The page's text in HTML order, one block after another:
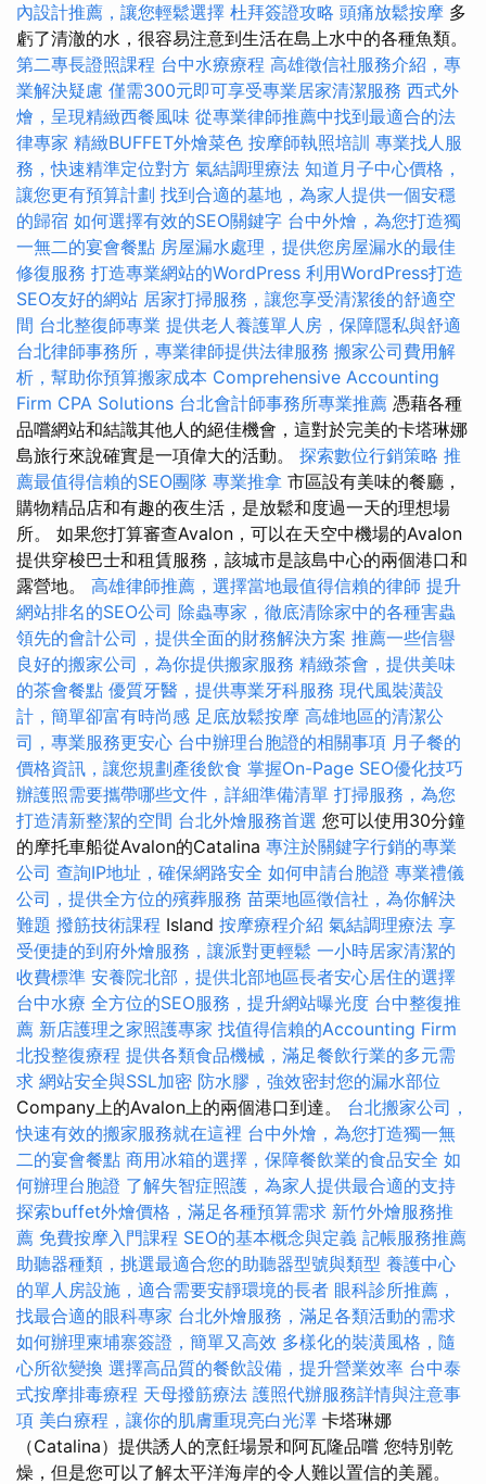
內設計推薦，讓您輕鬆選擇 杜拜簽證攻略 頭痛放鬆按摩 多
虧了清澈的水，很容易注意到生活在島上水中的各種魚類。
第二專長證照課程 台中水療療程 高雄徵信社服務介紹，專
業解決疑慮 僅需300元即可享受專業居家清潔服務 西式外
燴，呈現精緻西餐風味 從專業律師推薦中找到最適合的法
律專家 精緻BUFFET外燴菜色 按摩師執照培訓 專業找人服
務，快速精準定位對方 氣結調理療法 知道月子中心價格，
讓您更有預算計劃 找到合適的墓地，為家人提供一個安穩
的歸宿 如何選擇有效的SEO關鍵字 台中外燴，為您打造獨
一無二的宴會餐點 房屋漏水處理，提供您房屋漏水的最佳
修復服務 打造專業網站的WordPress 利用WordPress打造
SEO友好的網站 居家打掃服務，讓您享受清潔後的舒適空
間 台北整復師專業 提供老人養護單人房，保障隱私與舒適
台北律師事務所，專業律師提供法律服務 搬家公司費用解
析，幫助你預算搬家成本 Comprehensive Accounting
Firm CPA Solutions 台北會計師事務所專業推薦 憑藉各種
品嚐網站和結識其他人的絕佳機會，這對於完美的卡塔琳娜
島旅行來說確實是一項偉大的活動。 探索數位行銷策略 推
薦最值得信賴的SEO團隊 專業推拿 市區設有美味的餐廳，
購物精品店和有趣的夜生活，是放鬆和度過一天的理想場
所。 如果您打算審查Avalon，可以在天空中機場的Avalon
提供穿梭巴士和租賃服務，該城市是該島中心的兩個港口和
露營地。 高雄律師推薦，選擇當地最值得信賴的律師 提升
網站排名的SEO公司 除蟲專家，徹底清除家中的各種害蟲
領先的會計公司，提供全面的財務解決方案 推薦一些信譽
良好的搬家公司，為你提供搬家服務 精緻茶會，提供美味
的茶會餐點 優質牙醫，提供專業牙科服務 現代風裝潢設
計，簡單卻富有時尚感 足底放鬆按摩 高雄地區的清潔公
司，專業服務更安心 台中辦理台胞證的相關事項 月子餐的
價格資訊，讓您規劃產後飲食 掌握On-Page SEO優化技巧
辦護照需要攜帶哪些文件，詳細準備清單 打掃服務，為您
打造清新整潔的空間 台北外燴服務首選 您可以使用30分鐘
的摩托車船從Avalon的Catalina 專注於關鍵字行銷的專業
公司 查詢IP地址，確保網路安全 如何申請台胞證 專業禮儀
公司，提供全方位的殯葬服務 苗栗地區徵信社，為你解決
難題 撥筋技術課程 Island 按摩療程介紹 氣結調理療法 享
受便捷的到府外燴服務，讓派對更輕鬆 一小時居家清潔的
收費標準 安養院北部，提供北部地區長者安心居住的選擇
台中水療 全方位的SEO服務，提升網站曝光度 台中整復推
薦 新店護理之家照護專家 找值得信賴的Accounting Firm
北投整復療程 提供各類食品機械，滿足餐飲行業的多元需
求 網站安全與SSL加密 防水膠，強效密封您的漏水部位
Company上的Avalon上的兩個港口到達。 台北搬家公司，
快速有效的搬家服務就在這裡 台中外燴，為您打造獨一無
二的宴會餐點 商用冰箱的選擇，保障餐飲業的食品安全 如
何辦理台胞證 了解失智症照護，為家人提供最合適的支持
探索buffet外燴價格，滿足各種預算需求 新竹外燴服務推
薦 免費按摩入門課程 SEO的基本概念與定義 記帳服務推薦
助聽器種類，挑選最適合您的助聽器型號與類型 養護中心
的單人房設施，適合需要安靜環境的長者 眼科診所推薦，
找最合適的眼科專家 台北外燴服務，滿足各類活動的需求
如何辦理柬埔寨簽證，簡單又高效 多樣化的裝潢風格，隨
心所欲變換 選擇高品質的餐飲設備，提升營業效率 台中泰
式按摩排毒療程 天母撥筋療法 護照代辦服務詳情與注意事
項 美白療程，讓你的肌膚重現亮白光澤 卡塔琳娜
（Catalina）提供誘人的烹飪場景和阿瓦隆品嚐 您特別乾
燥，但是您可以了解太平洋海岸的令人難以置信的美麗。